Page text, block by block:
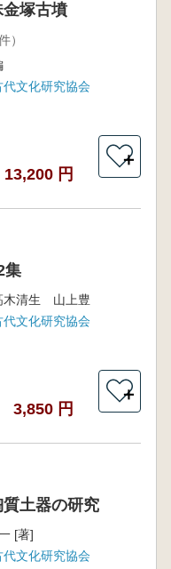
塚古墳
）
代文化研究協会
13,200 円
＋
集
清生 山上豊
代文化研究協会
3,850 円
＋
土器の研究
[著]
代文化研究協会